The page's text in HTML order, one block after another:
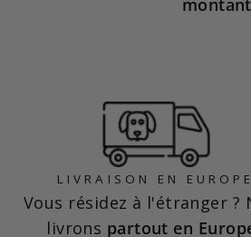
LIVRAISON EN EUROPE
Vous résidez à l'étranger ?
livrons partout en